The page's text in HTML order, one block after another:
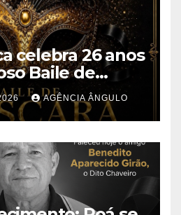
celebra 26 anos
Baile de
SuzanoAGÊNCIA ÂNGULO